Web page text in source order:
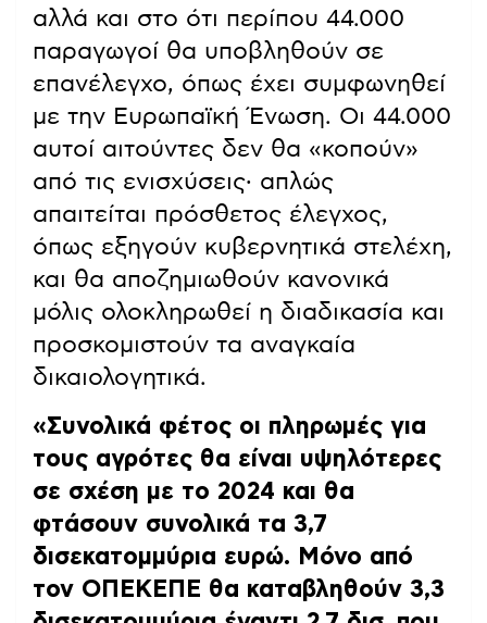
αλλά και στο ότι περίπου 44.000
παραγωγοί θα υποβληθούν σε
επανέλεγχο, όπως έχει συμφωνηθεί
με την Ευρωπαϊκή Ένωση. Οι 44.000
αυτοί αιτούντες δεν θα «κοπούν»
από τις ενισχύσεις· απλώς
απαιτείται πρόσθετος έλεγχος,
όπως εξηγούν κυβερνητικά στελέχη,
και θα αποζημιωθούν κανονικά
μόλις ολοκληρωθεί η διαδικασία και
προσκομιστούν τα αναγκαία
δικαιολογητικά.
«Συνολικά φέτος οι πληρωμές για
τους αγρότες θα είναι υψηλότερες
σε σχέση με το 2024 και θα
φτάσουν συνολικά τα 3,7
δισεκατομμύρια ευρώ. Μόνο από
τον ΟΠΕΚΕΠΕ θα καταβληθούν 3,3